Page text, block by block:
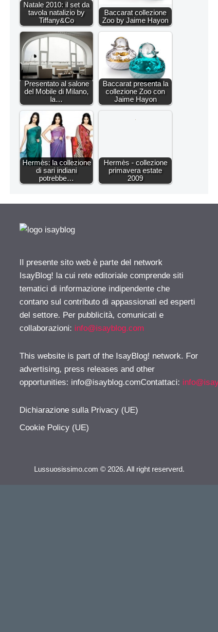
Natale 2010: il set da
tavola natalizio by
Tiffany&Co
Baccarat collezione
Zoo by Jaime Hayon
Presentato al salone
del Mobile di Milano,
la…
Baccarat presenta la
collezione Zoo con
Jaime Hayon
Hermès: la collezione
di sari indiani
potrebbe…
Hermès - collezione
primavera estate
2009
Il presente sito web è parte del network
IsayBlog! la cui rete editoriale comprende siti
tematici di informazione indipendente che
contano sul contributo di appassionati ed esperti
del settore. Per pubblicità, comunicati e
collaborazioni: info@isayblog.com
This website is part of the IsayBlog! network. For
advertising, press releases and other
opportunities: info@isayblog.comContattaci:
Dichiarazione sulla Privacy (UE)
Cookie Policy (UE)
Lussuosissimo.com © 2026. All right reserverd.